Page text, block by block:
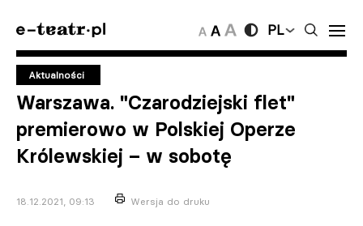
PL
Aktualności
Warszawa. "Czarodziejski flet"
premierowo w Polskiej Operze
Królewskiej – w sobotę
18.12.2021, 09:13 Wersja do druku